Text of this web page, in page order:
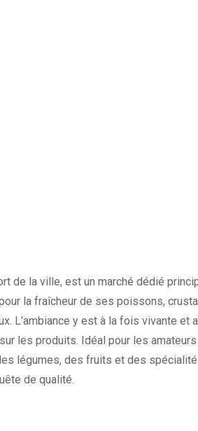
de la ville, est un marché dédié
la fraîcheur de ses poissons,
L’ambiance y est à la fois vivante et
les produits. Idéal pour les
légumes, des fruits et des
de qualité.